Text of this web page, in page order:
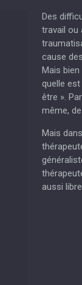
Des
travail ou
cause
Mais bien
quelle
être ».
même,
Mais
aussi